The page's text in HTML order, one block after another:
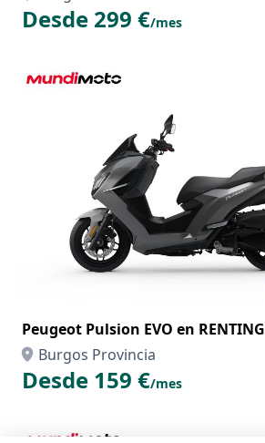
Desde 299 €/mes
Peugeot Pulsion EVO en RENTING
Burgos Provincia
Desde 159 €/mes